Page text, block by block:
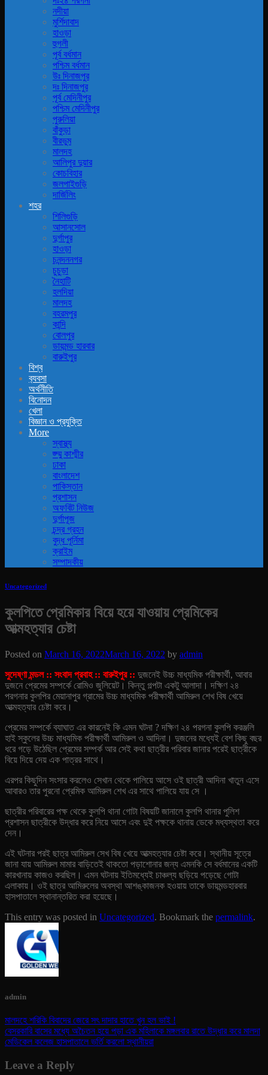
নদীয়া
মুর্শিদাবাদ
হাওড়া
হুগলী
পূর্ব বর্ধমান
পশ্চিম বর্ধমান
উঃ দিনাজপুর
দঃ দিনাজপুর
পূর্ব মেদিনীপুর
পশ্চিম মেদিনীপুর
পুরুলিয়া
বাঁকুড়া
বীরভুম
মালদহ
আলিপুর দুয়ার
কোচবিহার
জলপাইগুড়ি
দার্জিলিং
শহর
শিলিগুড়ি
আসানসোল
দুর্গাপুর
হাওড়া
চনন্দননগর
চুচুড়া
নৈহাটি
হলদিয়া
মালদহ
বহরমপুর
কান্দি
বোলপুর
ডায়মন্ড হারবার
বারুইপুর
বিশ্ব
ব‍্যবসা
অর্থনীতি
বিনোদন
খেলা
বিজ্ঞান ও প্রযুক্তি
More
স্বাস্থ্য
জ্ম্মু কাশ্মীর
ঢাকা
বাংলাদেশ
পাকিস্তান
প্রশাসন
অফবিট নিউজ
দুর্গাপূজ
চন্দ্র গ্রহন
বুদ্ধ পূর্নিমা
ক্রাইম
সম্পাদকীয়
Uncategorized
কুলপিতে প্রেমিকার বিয়ে হয়ে যাওয়ায় প্রেমিকের
আত্মহত্যার চেষ্টা
Posted on March 16, 2022March 16, 2022 by admin
সুদেষ্ণা মন্ডল :: সংবাদ প্রবাহ :: বারুইপুর :: দুজনেই উচ্চ মাধ্যমিক পরীক্ষার্থী, আবার
দুজনে প্রেমের সম্পর্কে রোমিও জুলিয়েট। কিন্তু গল্পটা একটু আলাদা। দক্ষিণ ২৪
পরগনার কুলপির মেয়ানাপুর গ্রামের উচ্চ মাধ্যমিক পরীক্ষার্থী আমিরুল শেখ বিষ খেয়ে
আত্মহত্যার চেষ্টা করে।
প্রেমের সম্পর্কে ব্যাঘাত এর কারনেই কি এমন ঘটনা ? দক্ষিণ ২৪ পরগনা কুলপি করঞ্জলি
হাই স্কুলের উচ্চ মাধ্যমিক পরীক্ষার্থী আমিরুল ও আদিনা। দুজনের মধ্যেই বেশ কিছু বছর
ধরে গড়ে উঠেছিল প্রেমের সম্পর্ক আর সেই কথা ছাত্রীর পরিবার জানার পরেই ছাত্রীকে
বিয়ে দিয়ে দেয় এক পাত্রর সাথে।
এরপর কিছুদিন সংসার করলেও সেখান থেকে পালিয়ে আসে ওই ছাত্রী আদিনা খাতুন এসে
আবারও তার পুরনো প্রেমিক আমিরুল শেখ এর সাথে পালিয়ে যায় সে ।
ছাত্রীর পরিবারের পক্ষ থেকে কুলপি থানা গোটা বিষয়টি জানালে কুলপি থানার পুলিশ
প্রশাসন ছাত্রীকে উদ্ধার করে নিয়ে আসে এবং দুই পক্ষকে থানায় ডেকে মধ্যস্থতা করে
দেন।
এই ঘটনার পরই ছাত্র আমিরুল সেখ বিষ খেয়ে আত্মহত্যার চেষ্টা করে। স্থানীয় সূত্রে
জানা যায় আমিরুল মামার বাড়িতেই থাকতো পড়াশোনার জন্য এমনকি সে বর্ধমানের একটি
কারখানায় কাজও করছিল। এমন ঘটনায় ইতিমধ্যেই চাঞ্চল্য ছড়িয়ে পড়েছে গোটা
এলাকায়। ওই ছাত্র আমিরুলের অবস্থা আশঙ্কাজনক হওয়ায় তাকে ডায়মন্ডহারবার
হাসপাতালে স্থানান্তরিত করা হয়েছে।
This entry was posted in Uncategorized. Bookmark the permalink.
admin
মালদহে শরিকি বিবাদের জেরে সৎ দাদার হাতে খুন হল ভাই !
বেসরকারি বাসের মধ্যে অচৈতন হয়ে পড়া এক মহিলাকে মঙ্গলবার রাতে উদ্ধার করে মালদা
মেডিকেল কলেজ হাসপাতালে ভর্তি করলো স্থানীয়রা
Leave a Reply